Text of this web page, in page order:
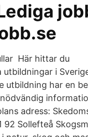
Här hittar du
utbildningar i
utbildning har en
adress:
92 Sollefteå